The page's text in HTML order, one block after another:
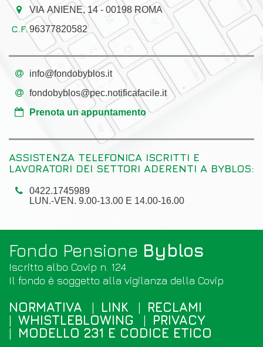
VIA ANIENE, 14 - 00198 ROMA
96377820582
info@fondobyblos.it
fondobyblos@pec.notificafacile.it
Prenota un appuntamento
ASSISTENZA TELEFONICA ISCRITTI E
LAVORATORI DEI SETTORI ADERENTI A BYBLOS:
0422.1745989
LUN.-VEN. 9.00-13.00 E 14.00-16.00
Fondo Pensione Byblos
Iscritto albo Covip n. 124
Il fondo è soggetto alla vigilanza della Covip
NORMATIVA LINK
RECLAMI
WHISTLEBLOWING
PRIVACY
MODELLO 231 E CODICE ETICO